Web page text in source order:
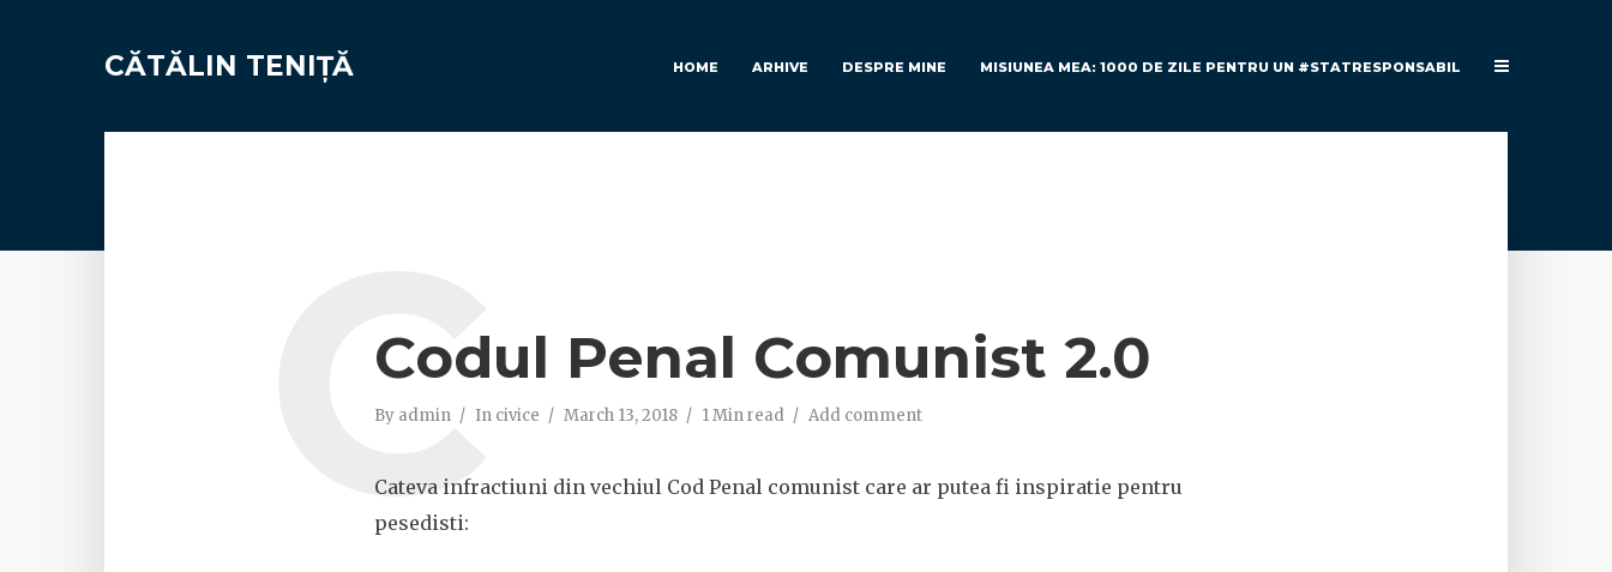
CĂTĂLIN TENIȚĂ HOME ARHIVE DESPRE MINE MISIUNEA MEA: 1000 DE ZILE PENTRU UN #STATRESPONSABIL
Codul Penal Comunist 2.0
By admin In civice March 13, 2018 1 Min read Add comment
C
Cateva infractiuni din vechiul Cod Penal comunist care ar putea fi inspiratie pentru
pesedisti: